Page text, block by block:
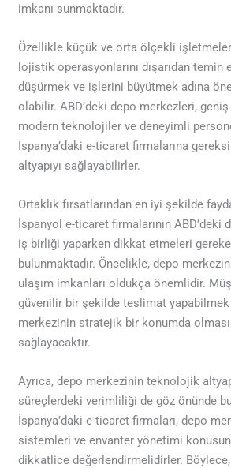
imkanı sunmaktadır.
Özellikle küçük ve orta ölçekli
lojistik operasyonlarını dışarıdan
düşürmek ve işlerini büyütmek adına
olabilir. ABD’deki depo merkezleri,
modern teknolojiler ve deneyimli
İspanya’daki e-ticaret firmalarına
altyapıyı sağlayabilirler.
Ortaklık fırsatlarından en iyi şekilde
İspanyol e-ticaret firmalarının ABD’deki
iş birliği yaparken dikkat etmeleri
bulunmaktadır. Öncelikle, depo
ulaşım imkanları oldukça önemlidir.
güvenilir bir şekilde teslimat
merkezinin stratejik bir konumda
sağlayacaktır.
Ayrıca, depo merkezinin teknolojik
süreçlerdeki verimliliği de göz önünde
İspanya’daki e-ticaret firmaları, depo
sistemleri ve envanter yönetimi
dikkatlice değerlendirmelidirler.